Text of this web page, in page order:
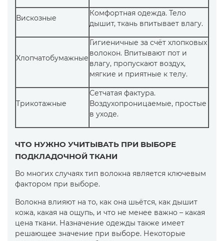
Вискозные
Комфортная одежда. Тело
дышит, ткань впитывает влагу.
Хлопчатобумажные
Гигиеничные за счёт хлопковых
волокон. Впитывают пот и
влагу, пропускают воздух,
мягкие и приятные к телу.
Трикотажные
Сетчатая фактура.
Воздухопроницаемые, простые
в уходе.
ЧТО НУЖНО УЧИТЫВАТЬ ПРИ ВЫБОРЕ
ПОДКЛАДОЧНОЙ ТКАНИ
Во многих случаях тип волокна является ключевым
фактором при выборе.
Волокна влияют на то, как она шьётся, как дышит
кожа, какая на ощупь, и что не менее важно – какая
цена ткани. Назначение одежды также имеет
решающее значение при выборе. Некоторые